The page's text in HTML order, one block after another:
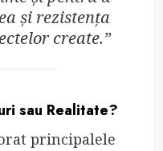
și rezistența
create.”
sau Realitate?
principalele